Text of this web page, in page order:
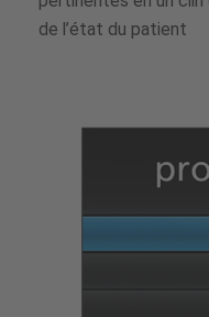
de l’état du patient